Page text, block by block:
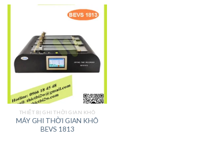
THIẾT BỊ GHI THỜI GIAN KHÔ
MÁY GHI THỜI GIAN KHÔ
BEVS 1813